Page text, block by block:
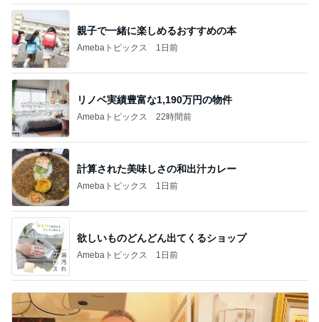
親子で一緒に楽しめるおすすめの本
Amebaトピックス 1日前
リノベ実績豊富な1,190万円の物件
Amebaトピックス 22時間前
計算された美味しさの和出汁カレー
Amebaトピックス 1日前
欲しいものどんどん出てくるショップ
Amebaトピックス 1日前